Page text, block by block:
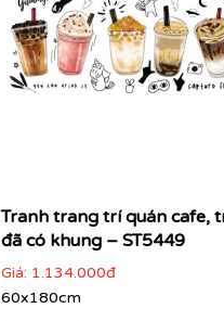
Tranh trang trí quán cafe,
đã có khung – ST5449
Giá: 1.134.000đ
60x180cm